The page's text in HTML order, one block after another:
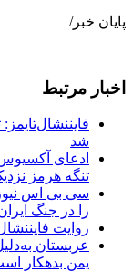
پایان خبر/
اخبار مرتبط
شد
ادعای
تنگه هرمز
سی بی اس
را در جنگ
روایت
عربستان
یمن بدهکار